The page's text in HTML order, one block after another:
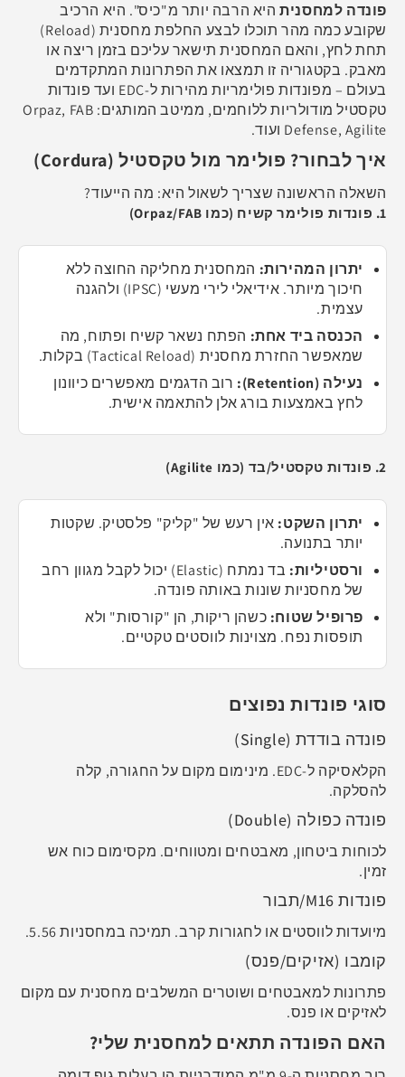
פונדה למחסניתהיא הרבה יותר מ"כיס". היא הרכיב
שקובע כמה מהר תוכלו לבצע החלפת מחסנית (Reload)
תחת לחץ, והאם המחסנית תישאר עליכם בזמן ריצה או
מאבק. בקטגוריה זו תמצאו את הפתרונות המתקדמים
בעולם – מפונדות פולימריות מהירות ל-EDC ועד פונדות
טקסטיל מודולריות ללוחמים, ממיטב המותגים: Orpaz, FAB
Defense, Agilite ועוד.
איך לבחור? פולימר מול טקסטיל (Cordura)
השאלה הראשונה שצריך לשאול היא: מה הייעוד?
1. פונדות פולימר קשיח (כמו Orpaz/FAB)
יתרון המהירות: המחסנית מחליקה החוצה ללא
חיכוך מיותר. אידיאלי לירי מעשי (IPSC) ולהגנה
עצמית.
הכנסה ביד אחת: הפתח נשאר קשיח ופתוח, מה
שמאפשר החזרת מחסנית (Tactical Reload) בקלות.
נעילה (Retention):
רוב הדגמים מאפשרים כיוונון
לחץ באמצעות בורג אלן להתאמה אישית.
2. פונדות טקסטיל/בד (כמו Agilite)
יתרון השקט: אין רעש של "קליק" פלסטיק. שקטות
יותר בתנועה.
ורסטיליות:
בד נמתח (Elastic) יכול לקבל מגוון רחב
של מחסניות שונות באותה פונדה.
פרופיל שטוח: כשהן ריקות, הן "קורסות" ולא
תופסות נפח. מצוינות לווסטים טקטיים.
סוגי פונדות נפוצים
פונדה בודדת (Single)
הקלאסיקה ל-EDC. מינימום מקום על החגורה, קלה
להסלקה.
פונדה כפולה (Double)
לכוחות ביטחון, מאבטחים ומטווחים. מקסימום כוח אש
זמין.
פונדות M16/תבור
מיועדות לווסטים או לחגורות קרב. תמיכה במחסניות 5.56.
קומבו (אזיקים/פנס)
פתרונות למאבטחים ושוטרים המשלבים מחסנית עם מקום
לאזיקים או פנס.
האם הפונדה תתאים למחסנית שלי?